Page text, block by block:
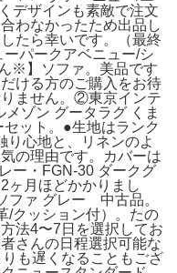
デザインも素敵で注文
わなかったため出品し
たら幸いです。（最終
パークアベニュー/シ
※】ソファ。美品です
ける方のご購入をお待
ません。②東京インテ
ゾン グータラグ くま
ット。●生地はランク
心地と、リネンのよ
の理由です。カバーは
ー・FGN-30 ダークグ
ヶ月ほどかかりまし
ファ グレー 中古品。
ッション付）。たの
法4〜7日を選択してお
さんの日程選択可能な
も遅くなることもござ